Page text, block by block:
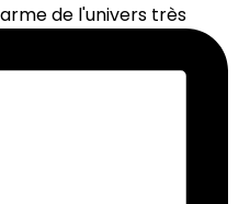
de l'univers très